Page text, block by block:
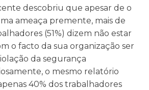
descobriu que apesar de o
ameaça premente, mais de
(51%) dizem não estar
o facto da sua organização ser
da segurança
o mesmo relatório
40% dos trabalhadores